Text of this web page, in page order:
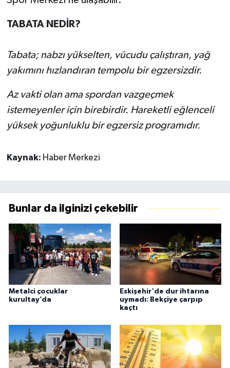
TABATA NEDİR?
Tabata; nabzı yükselten, vücudu çalıştıran, yağ
yakımını hızlandıran tempolu bir egzersizdir.
Az vakti olan ama spordan vazgeçmek
istemeyenler için birebirdir. Hareketli eğlenceli
yüksek yoğunluklu bir egzersiz programıdır.
Kaynak: Haber Merkezi
Bunlar da ilginizi çekebilir
Metalci çocuklar
kurultay’da
Eskişehir'de dur ihtarına
uymadı: Bekçiye çarpıp
kaçtı